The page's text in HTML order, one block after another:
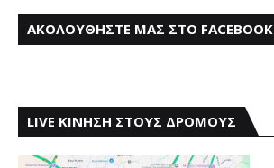
ΑΚΟΛΟΥΘΗΣΤΕ ΜΑΣ ΣΤΟ FACEBOOK
LIVE ΚΙΝΗΣΗ ΣΤΟΥΣ ΔΡΟΜΟΥΣ